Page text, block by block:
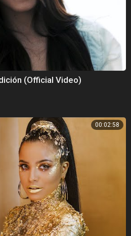
(Official Video)
00:02:58